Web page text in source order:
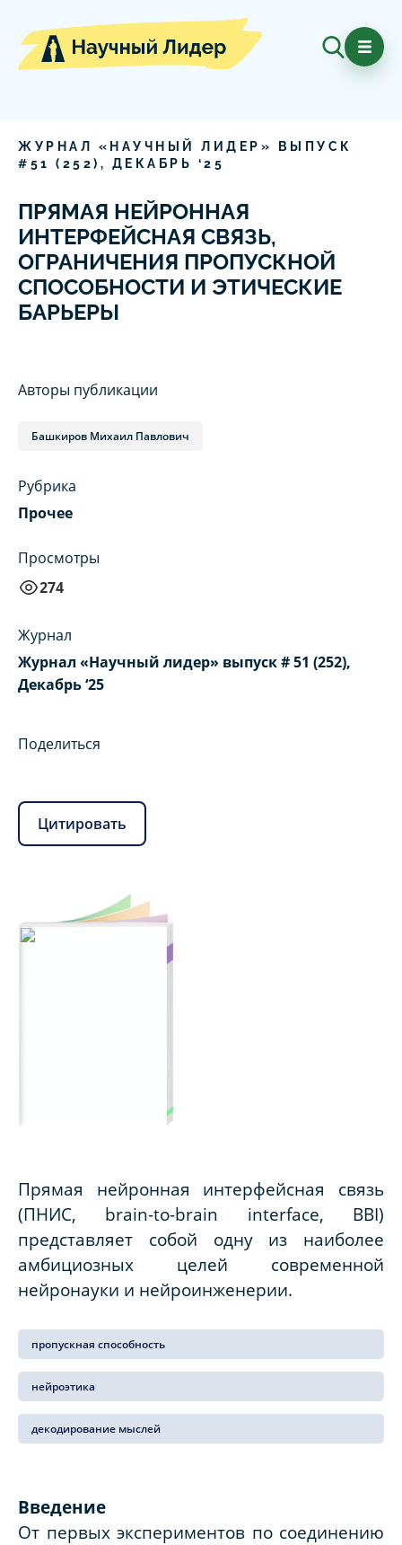
ЖУРНАЛ «НАУЧНЫЙ ЛИДЕР» ВЫПУСК
# 51 ( 252), ДЕКАБРЬ ‘25
ПРЯМАЯ НЕЙРОННАЯ
ИНТЕРФЕЙСНАЯ СВЯЗЬ,
ОГРАНИЧЕНИЯ ПРОПУСКНОЙ
СПОСОБНОСТИ И ЭТИЧЕСКИЕ
БАРЬЕРЫ
Авторы публикации
Башкиров Михаил Павлович
Рубрика
Прочее
Просмотры
274
Журнал
Журнал «Научный лидер» выпуск # 51 (252),
Декабрь ‘25
Поделиться
Цитировать
Прямая нейронная интерфейсная связь
(ПНИС, brain-to-brain interface, BBI)
представляет собой одну из наиболее
амбициозных целей современной
нейронауки и нейроинженерии.
пропускная способность
нейроэтика
декодирование мыслей
Введение
От первых экспериментов по соединению